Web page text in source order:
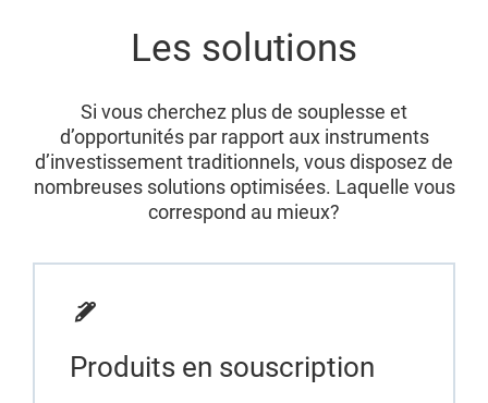
Les solutions
Si vous cherchez plus de souplesse et
d’opportunités par rapport aux instruments
d’investissement traditionnels, vous disposez de
nombreuses solutions optimisées. Laquelle vous
correspond au mieux?
Produits en souscription